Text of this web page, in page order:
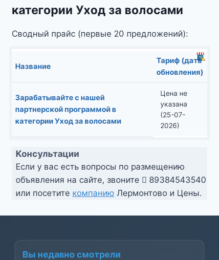
категории Уход за волосами
Сводный прайс (первые 20 предложений):
Название
Тариф (дата
обновления)
Зарабатывайте с нашей
партнерской программой в
категории Уход за волосами
Цена не
указана
(25-07-
2026)
Консультации
Если у вас есть вопросы по размещению
объявления на сайте, звоните
89384543540
или посетите компанию Лермонтово и Цены.
Вы недавно смотрели